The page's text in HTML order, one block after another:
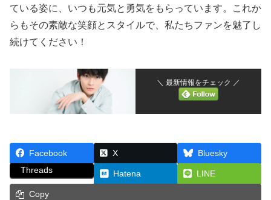
ている姿に、いつも元気と勇気をもらっています。
これか
らもその素敵な笑顔とスタイルで、私たちファンを魅了し
続けてください！
＼ 最新情報をチェック ／
Facebook X
Bluesky
Threads
Hatena LINE
Copy